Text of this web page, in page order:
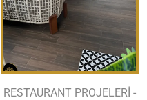
RESTAURANT PROJELERİ -